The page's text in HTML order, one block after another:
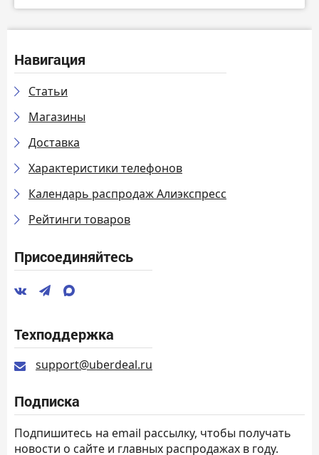
Навигация
Статьи
Магазины
Доставка
Характеристики телефонов
Календарь распродаж Алиэкспресс
Рейтинги товаров
Присоединяйтесь
Техподдержка
support@uberdeal.ru
Подписка
Подпишитесь на email рассылку, чтобы получать
новости о сайте и главных распродажах в году.